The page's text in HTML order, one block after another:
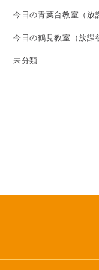
今日の青葉台教室（放
今日の鶴見教室（放課
未分類